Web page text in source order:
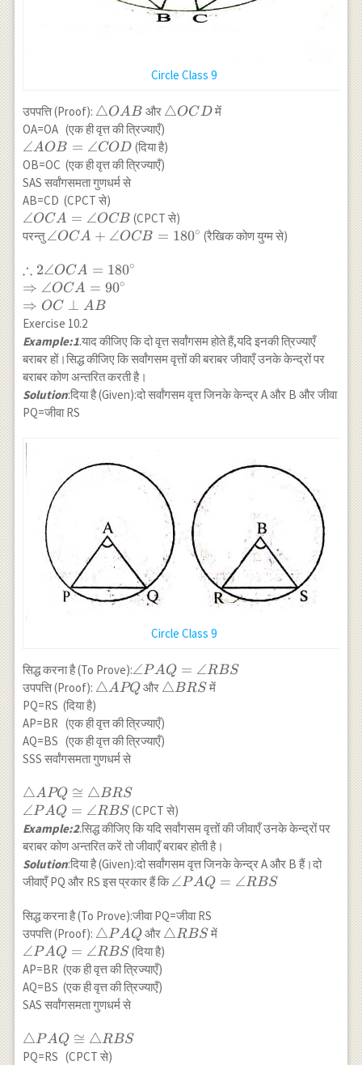
Circle Class 9
उपपत्ति (Proof): \triangle
OAB
△OAB और \triangle
△OCD में
OA=OA (एक ही वृत्त की त्रिज्याएँ)
\angle
AOB=\angle
COD
∠AOB = ∠COD (दिया है)
OB=OC (एक ही वृत्त की त्रिज्याएँ)
SAS सर्वांगसमता गुणधर्म से
AB=CD (CPCT से)
\angle
OCA
OCB
∠OCA = ∠OCB (CPCT से)
परन्तु\angle
OCB=180^{\circ}
∠OCA + ∠OCB = 180∘ (रैखिक कोण युग्म से)
\therefore 2
\angle
OCA=180^{\circ}
\\ \Rightarrow
\angle
OCA=90^{\circ}
\\ \Rightarrow
OC \perp AB
∴ 2∠OCA = 180∘
⇒ ∠OCA = 90∘
⇒ OC ⊥ AB
Exercise 10.2
Example:1.याद कीजिए कि दो वृत्त सर्वांगसम होते हैं,यदि इनकी त्रिज्याएँ
बराबर हों।सिद्ध कीजिए कि सर्वांगसम वृत्तों की बराबर जीवाएँ उनके केन्द्रों पर
बराबर कोण अन्तरित करती है।
Solution:दिया है (Given):दो सर्वांगसम वृत्त जिनके केन्द्र A और B और जीवा
PQ=जीवा RS
Circle Class 9
सिद्ध करना है (To Prove):\angle
PAQ=\angle
∠PAQ = ∠RBS
उपपत्ति (Proof): \triangle
APQ
△APQऔर \triangle
△BRSमें
PQ=RS (दिया है)
AP=BR (एक ही वृत्त की त्रिज्याएँ)
AQ=BS (एक ही वृत्त की त्रिज्याएँ)
SSS सर्वांगसमता गुणधर्म से
\triangle
APQ
\cong
\triangle
BRS \\
\angle P
Q=\angle
RBS
△APQ ≅ △BRS
∠PAQ = ∠RBS (CPCT से)
Example:2.सिद्ध कीजिए कि यदि सर्वांगसम वृत्तों की जीवाएँ उनके केन्द्रों पर
बराबर कोण अन्तरित करें तो जीवाएँ बराबर होती है।
Solution:दिया है (Given):दो सर्वांगसम वृत्त जिनके केन्द्र A और B हैं।दो
जीवाएँ PQ और RS इस प्रकार हैं कि\angle
RBS
∠PAQ = ∠RBS
सिद्ध करना है (To Prove):जीवा PQ=जीवा RS
उपपत्ति (Proof): \triangle
PAQ
△PAQऔर \triangle
RBS
△RBS में
\angle
PAQ=\angle
RBS
∠PAQ = ∠RBS (दिया है)
AP=BR (एक ही वृत्त की त्रिज्याएँ)
AQ=BS (एक ही वृत्त की त्रिज्याएँ)
SAS सर्वांगसमता गुणधर्म से
\triangle
PAQ
△PAQ ≅ △RBS
PQ=RS (CPCT से)